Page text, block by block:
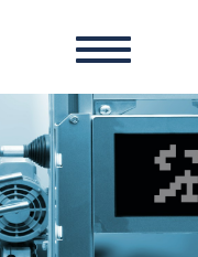
navigation
Toggle
navigation